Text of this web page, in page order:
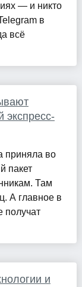
— и никто
в
всё
экспресс-
приняла во
пакет
Там
А главное в
получат
и